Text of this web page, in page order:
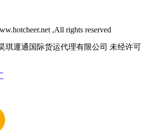
,All rights reserved
琪運通国际货运代理有限公司 未经许可